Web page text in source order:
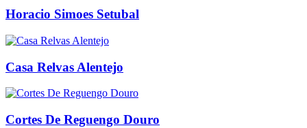
Horacio Simoes Setubal
Casa Relvas Alentejo
Cortes De Reguengo Douro